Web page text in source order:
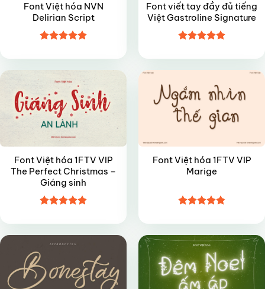
Font Việt hóa NVN
Delirian Script
hạng55
Font viết tay đầy đủ tiếng
Việt Gastroline Signature
hạng55
sao
Font Việt hóa 1FTV VIP
The Perfect Christmas –
Giáng sinh
hạng4.95
5 sao
Font Việt hóa 1FTV VIP
Marige
hạng4.85
5 sao